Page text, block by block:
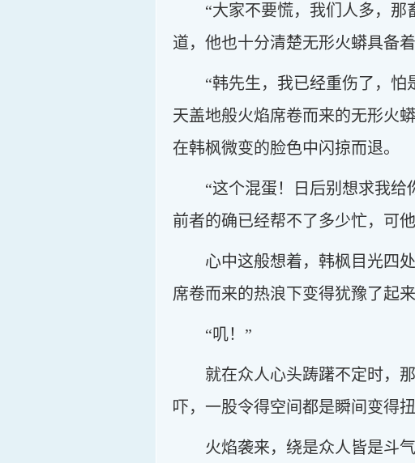
“大家不要慌，我们人多，
道，他也十分清楚无形火蟒具备
“韩先生，我已经重伤了，
天盖地般火焰席卷而来的无形火
在韩枫微变的脸色中闪掠而退。
“这个混蛋！日后别想求我
前者的确已经帮不了多少忙，可
心中这般想着，韩枫目光四
席卷而来的热浪下变得犹豫了起来
“叽！”
就在众人心头踌躇不定时，
吓，一股令得空间都是瞬间变得
火焰袭来，绕是众人皆是斗